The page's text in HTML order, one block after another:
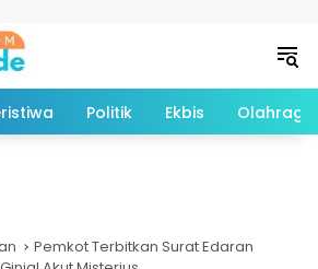
Politik Ekbis Olahraga
Pemkot Terbitkan Surat Edaran